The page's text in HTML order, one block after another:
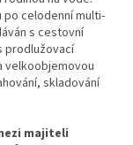
celodenní multi-
s cestovní
prodlužovací
velkoobjemovou
skladování
majiteli